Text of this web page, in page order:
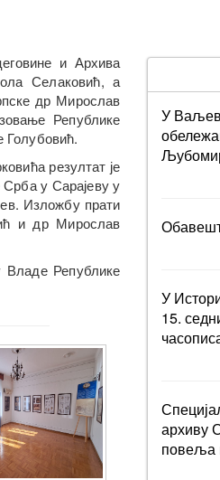
и Архива
Селаковић, а
др Мирослав
Републике
Голубовић.
резултат је
у Сарајеву у
Изложбу прати
и др Мирослав
Владе Републике
У
У
15.
архиву
повеља